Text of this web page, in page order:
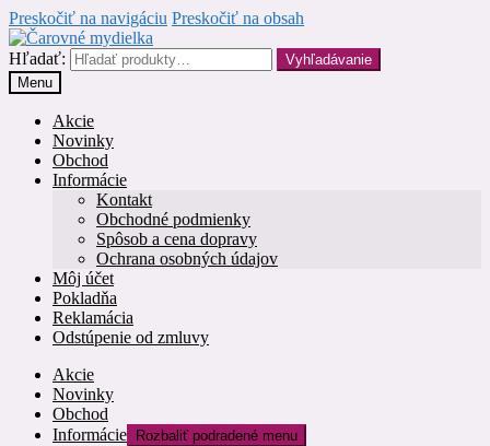
Preskočiť na navigáciu Preskočiť na obsah
Hľadať:
Vyhľadávanie
Menu
Akcie
Novinky
Obchod
Informácie
Kontakt
Obchodné podmienky
Spôsob a cena dopravy
Ochrana osobných údajov
Môj účet
Pokladňa
Reklamácia
Odstúpenie od zmluvy
Akcie
Novinky
Obchod
Informácie
Rozbaliť podradené menu